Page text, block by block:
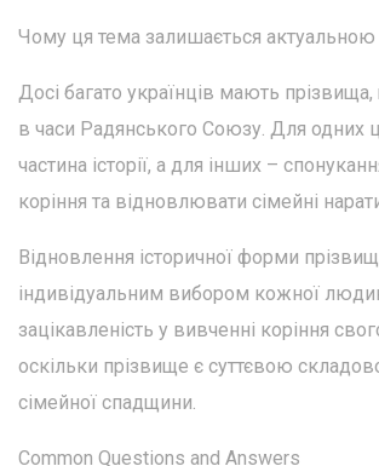
Чому ця тема залишається актуальною
Досі багато українців мають
в часи Радянського Союзу. Для одних
частина історії, а для інших –
коріння та відновлювати сімейні
Відновлення історичної форми
індивідуальним вибором кожної
зацікавленість у вивченні коріння
оскільки прізвище є суттєвою
сімейної спадщини.
Common Questions and Answers